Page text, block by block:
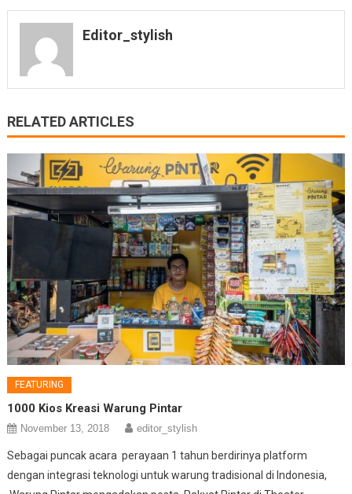
Editor_stylish
RELATED ARTICLES
FEATURING
1000 Kios Kreasi Warung Pintar
November 13, 2018 editor_stylish
Sebagai puncak acara perayaan 1 tahun berdirinya platform
dengan integrasi teknologi untuk warung tradisional di Indonesia,